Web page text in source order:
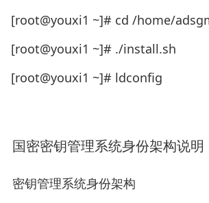
[root@youxi1 ~]# cd /home/
[root@youxi1 ~]# ./install.sh
[root@youxi1 ~]# ldconfig
国密密钥管理系统身份架构说明
密钥管理系统身份架构